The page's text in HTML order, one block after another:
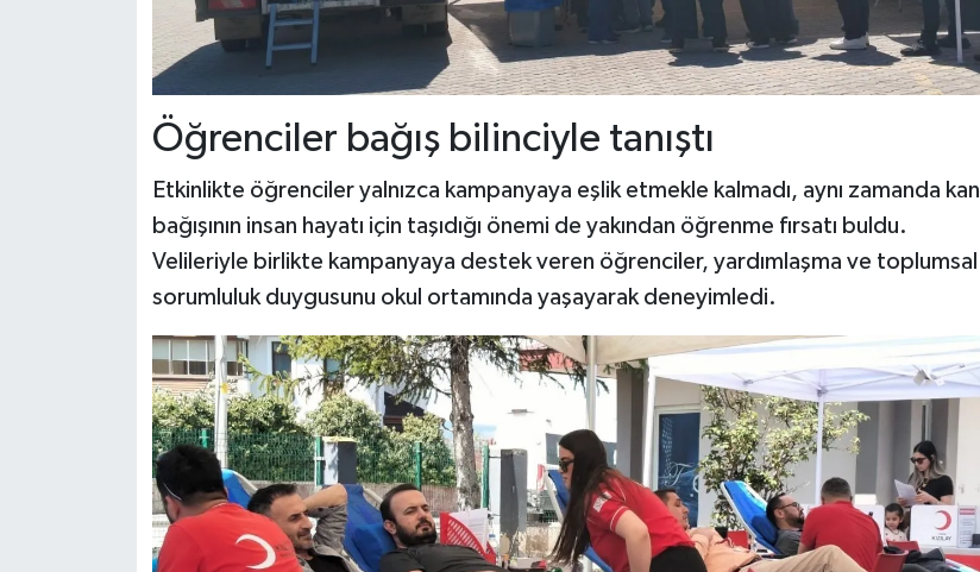
Öğrenciler bağış bilinciyle tanıştı
Etkinlikte öğrenciler yalnızca kampanyaya eşlik etmekle kalmadı, aynı zamanda kan
bağışının insan hayatı için taşıdığı önemi de yakından öğrenme fırsatı buldu.
Velileriyle birlikte kampanyaya destek veren öğrenciler, yardımlaşma ve toplumsal
sorumluluk duygusunu okul ortamında yaşayarak deneyimledi.